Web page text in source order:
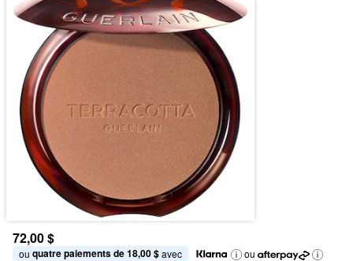
72,00 $
ou quatre paiements de 18,00 $ avec
ou